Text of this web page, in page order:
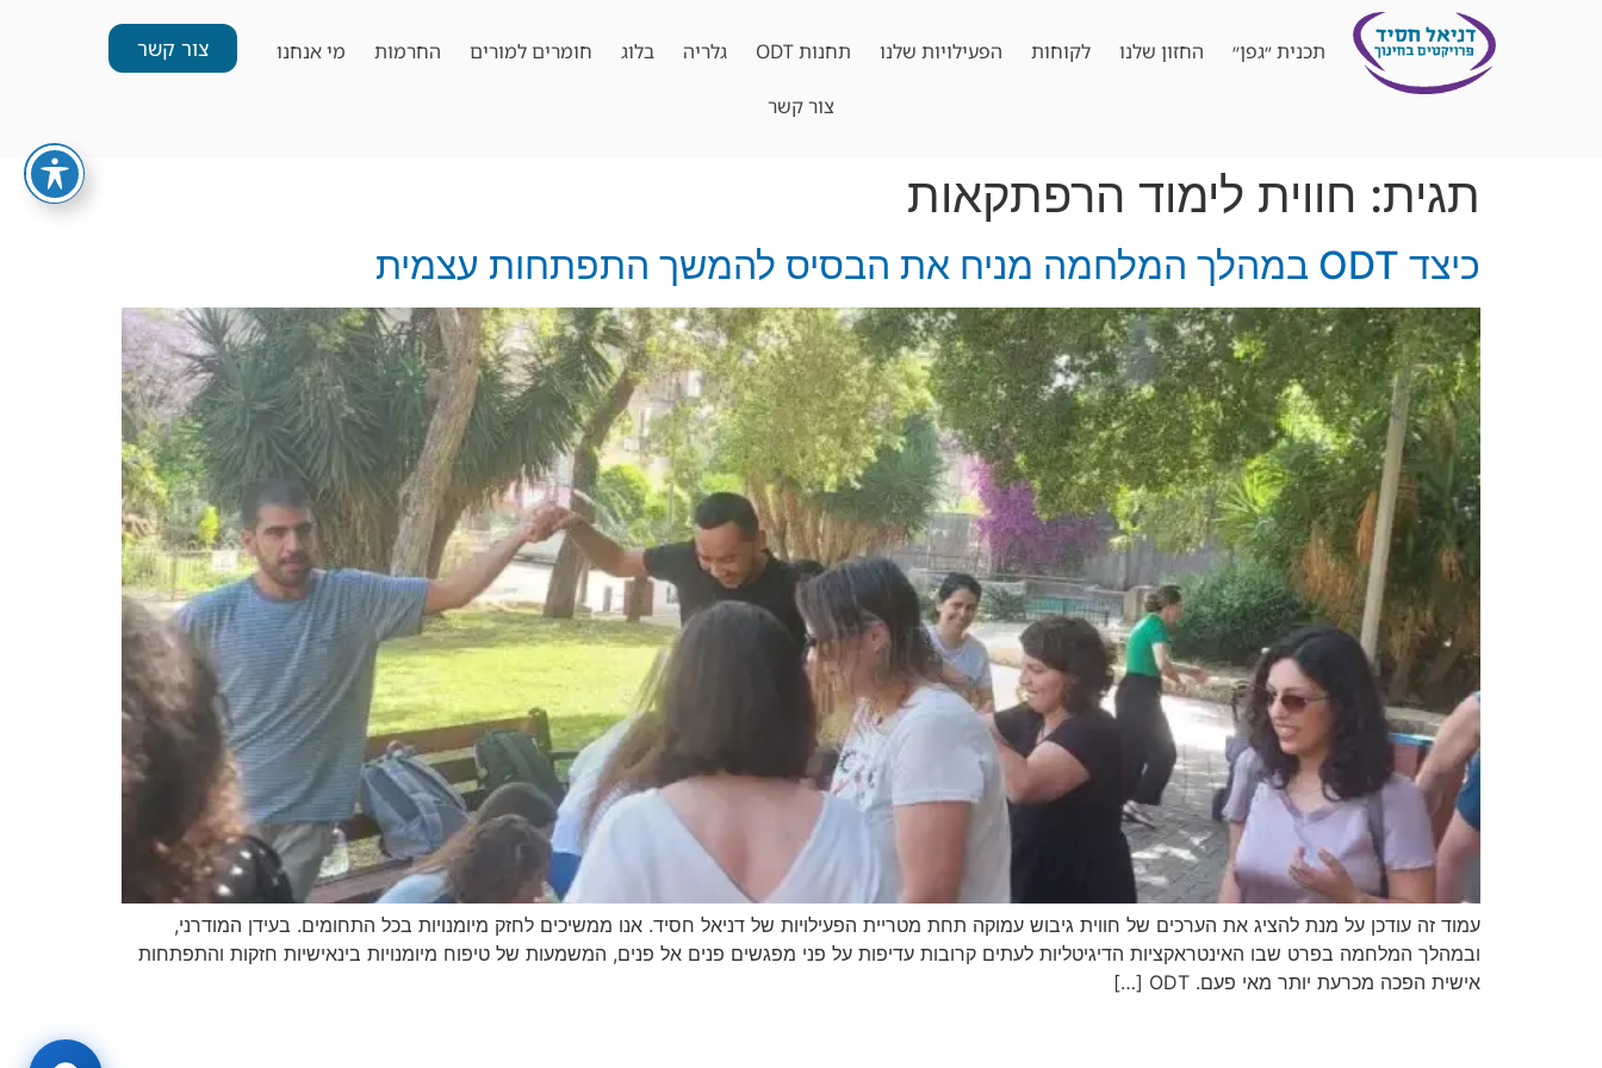
תכנית ״גפן״ החזון שלנו לקוחות הפעילויות שלנו תחנות ODT גלריה בלוג חומרים למורים החרמות מי אנחנו
צור קשר
צור קשר
תגית: חווית לימוד הרפתקאות
כיצד ODT במהלך המלחמה מניח את הבסיס להמשך התפתחות עצמית
עמוד זה עודכן על מנת להציג את הערכים של חווית גיבוש עמוקה תחת מטריית הפעילויות של דניאל חסיד. אנו ממשיכים לחזק מיומנויות בכל התחומים. בעידן המודרני,
ובמהלך המלחמה בפרט שבו האינטראקציות הדיגיטליות לעתים קרובות עדיפות על פני מפגשים פנים אל פנים, המשמעות של טיפוח מיומנויות בינאישיות חזקות והתפתחות
אישית הפכה מכרעת יותר מאי פעם. ODT […]